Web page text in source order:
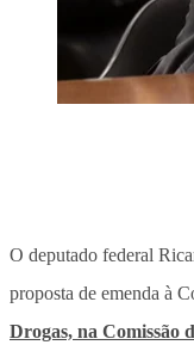
O deputado federal
proposta de emenda à
Drogas, na Comissão